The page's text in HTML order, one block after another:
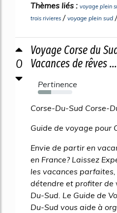
Thèmes liés : voyage plein
trois rivieres / voyage plein sud
0
Voyage Corse du
Vacances de rêves ...
Pertinence
39%
Corse-Du-Sud Corse-
Guide de voyage pour
Envie de partir en
en France? Laissez
les vacances
détendre et profiter de
Du-Sud. Le Guide de
Du-Sud vous aide à